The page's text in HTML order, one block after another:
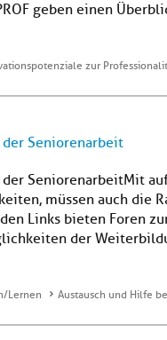
geben einen
zur
Seniorenarbeit
SeniorenarbeitMit
müssen auch die
Links bieten Foren
der
Lernen Austausch und Hilfe